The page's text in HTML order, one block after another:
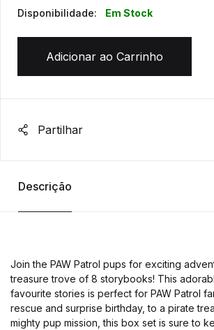
Disponibilidade:
Em Stock
Adicionar ao Carrinho
Partilhar
Descrição
Join the PAW Patrol pups for exciting
treasure trove of 8 storybooks! This
favourite stories is perfect for PAW Patrol
rescue and surprise birthday, to a pirate
mighty pup mission, this box set is sure to